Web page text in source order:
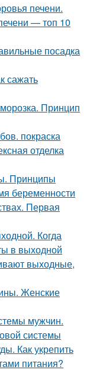
печени.
— топ 10
посадка
сажать
Принцип
покраска
отделка
Принципы
беременности
Первая
Когда
в выходной
выходные,
Женские
мужчин.
системы
Как укрепить
питания?